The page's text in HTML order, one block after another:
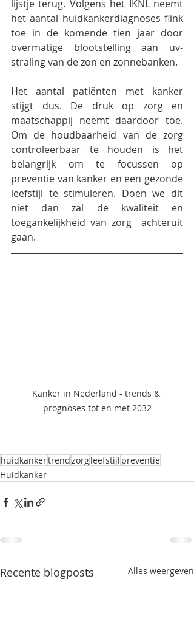
het aantal huidkankerdiagnoses flink
toe in de komende tien jaar door
overmatige blootstelling aan uv-
straling van de zon en zonnebanken.
Het aantal patiënten met kanker
stijgt dus. De druk op zorg en
maatschappij neemt daardoor toe.
Om de houdbaarheid van de zorg
controleerbaar te houden is het
belangrijk om te focussen op
preventie van kanker en een gezonde
leefstijl te stimuleren. Doen we dit
niet dan zal de kwaliteit en
toegankelijkheid van zorg  achteruit
gaan.
Kanker in Nederland - trends &
prognoses tot en met 2032
huidkankertrendzorgleefstijl preventie
Huidkanker
Recente blogposts Alles weergeven